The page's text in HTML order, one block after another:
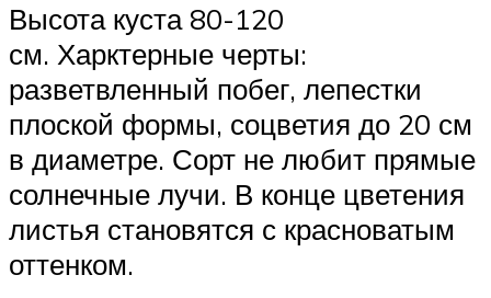
Высота куста 80-120
см. Харктерные черты:
разветвленный побег, лепестки
плоской формы, соцветия до 20 см
в диаметре. Сорт не любит прямые
солнечные лучи. В конце цветения
листья становятся с красноватым
оттенком.